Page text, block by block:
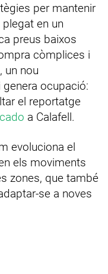
per mantenir
en un
preus baixos
còmplices i
un nou
ocupació:
el reportatge
a Calafell.
evoluciona el
els moviments
zones, que també
se a noves